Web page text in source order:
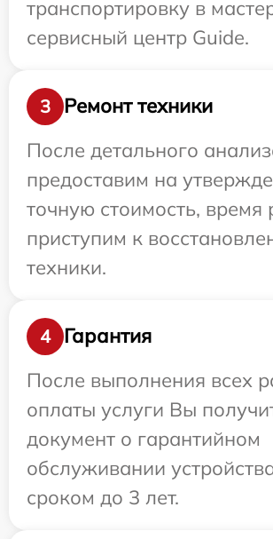
транспортировку в
сервисный центр Guide.
3
Ремонт техники
После детального
предоставим на
точную стоимость, время
приступим к
техники.
4
Гарантия
После выполнения всех
оплаты услуги Вы
документ о гарантийном
обслуживании
сроком до 3 лет.